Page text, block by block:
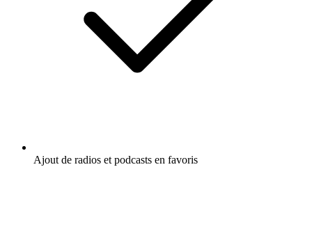
Ajout de radios et podcasts en favoris